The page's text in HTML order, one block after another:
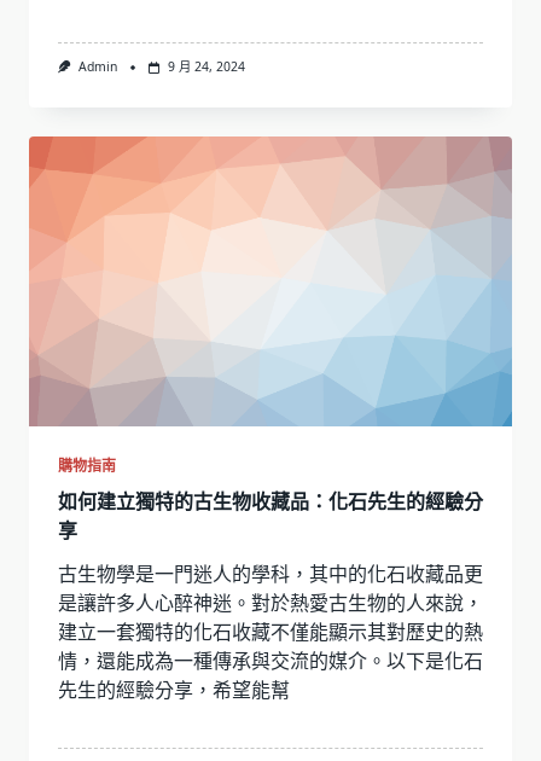
Admin 9 月 24, 2024
購物指南
如何建立獨特的古生物收藏品：化石先生的經驗分
享
古生物學是一門迷人的學科，其中的化石收藏品更
是讓許多人心醉神迷。對於熱愛古生物的人來說，
建立一套獨特的化石收藏不僅能顯示其對歷史的熱
情，還能成為一種傳承與交流的媒介。以下是化石
先生的經驗分享，希望能幫